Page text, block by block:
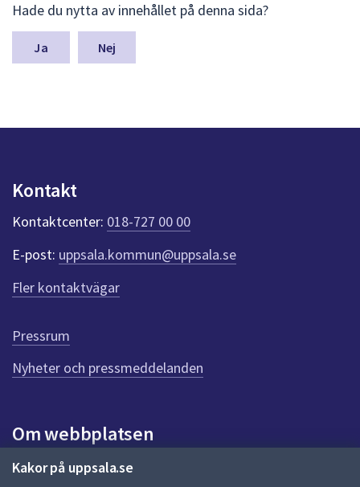
Kakor på uppsala.se
ä
m
a
p
k
t
e
f
r
d
n
n
a
a
Hade du nytta av innehållet på denna sida?
Nej
Kontakt
Kontaktcenter: 018-727 00 00
E-post: uppsala.kommun@uppsala.se
Fler kontaktvägar
Pressrum
Nyheter och pressmeddelanden
Om webbplatsen
Om webbplatsen